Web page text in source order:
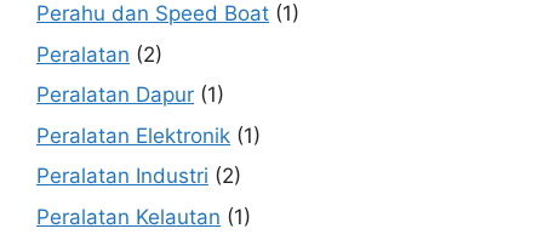
Perahu dan Speed Boat (1)
Peralatan (2)
Peralatan Dapur (1)
Peralatan Elektronik (1)
Peralatan Industri (2)
Peralatan Kelautan (1)